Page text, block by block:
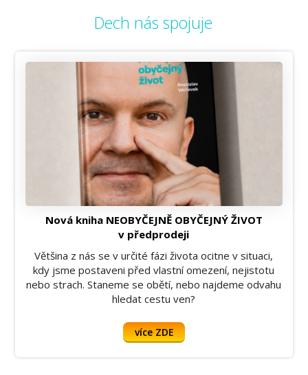
Dech nás spojuje
Nová kniha NEOBYČEJNĚ OBYČEJNÝ ŽIVOT
v předprodeji
Většina z nás se v určité fázi života ocitne v situaci,
kdy jsme postaveni před vlastní omezení, nejistotu
nebo strach. Staneme se obětí, nebo najdeme odvahu
hledat cestu ven?
více ZDE